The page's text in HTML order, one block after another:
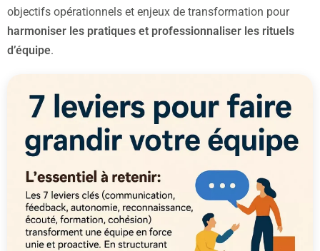
objectifs opérationnels et enjeux de transformation pour
harmoniser les pratiques et professionnaliser les rituels
d’équipe.